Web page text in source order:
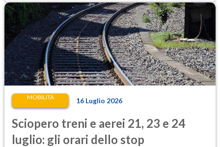
MOBILITÀ 16 Luglio 2026
Sciopero treni e aerei 21, 23 e 24
luglio: gli orari dello stop